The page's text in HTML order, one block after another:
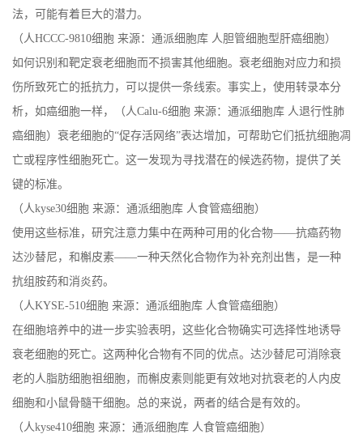
法，可能有着巨大的潜力。
（人HCCC-9810细胞 来源：通派细胞库 人胆管细胞型肝癌细胞）
如何识别和靶定衰老细胞而不损害其他细胞。衰老细胞对应力和损
伤所致死亡的抵抗力，可以提供一条线索。事实上，使用转录本分
析，如癌细胞一样，（人Calu-6细胞 来源：通派细胞库 人退行性肺
癌细胞）衰老细胞的“促存活网络”表达增加，可帮助它们抵抗细胞凋
亡或程序性细胞死亡。这一发现为寻找潜在的候选药物，提供了关
键的标准。
（人kyse30细胞 来源：通派细胞库 人食管癌细胞）
使用这些标准，研究注意力集中在两种可用的化合物——抗癌药物
达沙替尼 ，和槲皮素——一种天然化合物作为补充剂出售，是一种
抗组胺药和消炎药。
（人KYSE-510细胞 来源：通派细胞库 人食管癌细胞）
在细胞培养中的进一步实验表明，这些化合物确实可选择性地诱导
衰老细胞的死亡。这两种化合物有不同的优点。 达沙替尼 可消除衰
老的人脂肪细胞祖细胞，而槲皮素则能更有效地对抗衰老的人内皮
细胞和小鼠骨髓干细胞。总的来说，两者的结合是有效的。
（人kyse410细胞 来源：通派细胞库 人食管癌细胞）